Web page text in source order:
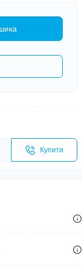
Купити